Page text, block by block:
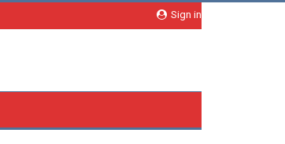
Sign in